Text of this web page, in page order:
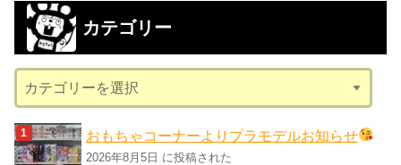
カ
ブ
カテゴリー
テ
ゴ
リ
おもちゃコーナーよりプラモデルお知らせ
2026年8月5日 に投稿された